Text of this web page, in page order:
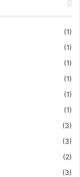
(1)
(1)
(1)
(1)
(1)
(1)
(3)
(3)
(2)
(3)